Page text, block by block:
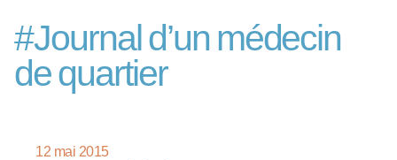
#Journal d’un médecin
de quartier
12 mai 2015